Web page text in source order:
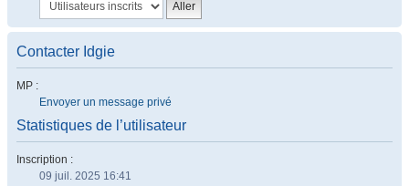
Contacter Idgie
MP :
Envoyer un message privé
Statistiques de l’utilisateur
Inscription :
09 juil. 2025 16:41